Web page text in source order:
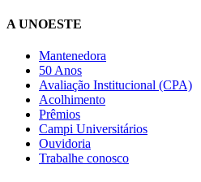
A UNOESTE
Mantenedora
50 Anos
Avaliação Institucional (CPA)
Acolhimento
Prêmios
Campi Universitários
Ouvidoria
Trabalhe conosco